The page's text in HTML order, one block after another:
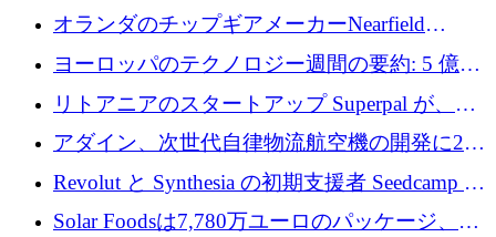
Explorer のご紹介
オランダのチップギアメーカーNearfield
Instrumentsが3億8,000万ドルを調達
ヨーロッパのテクノロジー週間の要約: 5 億
8,500 万ユーロを超える 60 以上のテクノロジ
ー資金調達取引
リトアニアのスタートアップ Superpal が、
Slack 内に構築された AI コワーカー プラット
フォームのために 50 万ユーロを調達
アダイン、次世代自律物流航空機の開発に250
万ユーロを確保
Revolut と Synthesia の初期支援者 Seedcamp が
3 億 2,000 万ドルを調達、米国に投資
Solar Foodsは7,780万ユーロのパッケージ、5